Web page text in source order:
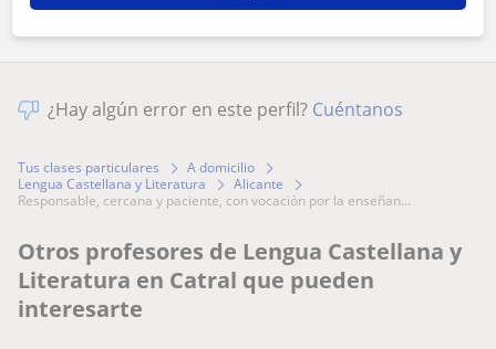
¿Hay algún error en este perfil? Cuéntanos
Tus clases particulares
A domicilio
Lengua Castellana y Literatura
Alicante
responsable, cercana y paciente, con vocación por la enseñan...
Otros profesores de Lengua Castellana y
Literatura en Catral que pueden
interesarte